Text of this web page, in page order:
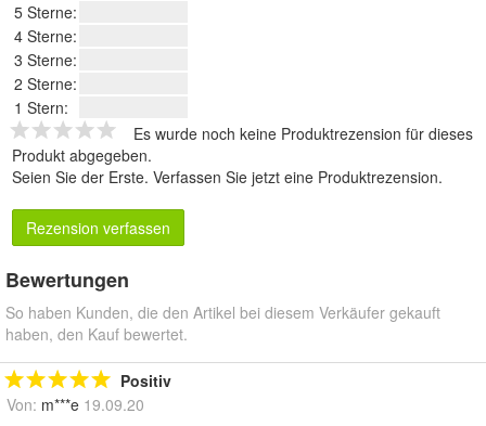
5 Sterne:
4 Sterne:
3 Sterne:
2 Sterne:
1 Stern:
Es wurde noch keine Produktrezension für dieses
Produkt abgegeben.
Seien Sie der Erste. Verfassen Sie jetzt eine Produktrezension.
Rezension verfassen
Bewertungen
So haben Kunden, die den Artikel bei diesem Verkäufer gekauft
haben, den Kauf bewertet.
Positiv
Von: m***e 19.09.20